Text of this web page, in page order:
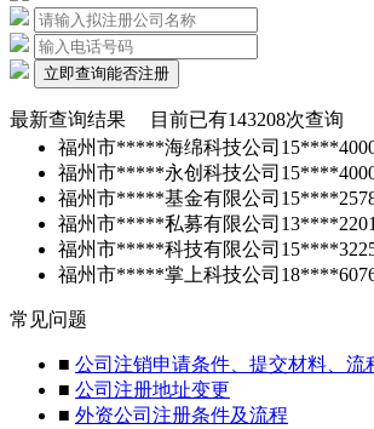
立即查询能否注册
最新查询结果 目前已有143208次查询
福州市*****海绵科技公司
福州市*****永创科技公司
福州市*****基金有限公司
福州市*****私募有限公司
福州市*****科技有限公司
福州市*****掌上科技公司
常见问题
■ 公司注销申请条件、提交材料、流
■ 公司注册地址变更
■ 外资公司注册条件及流程